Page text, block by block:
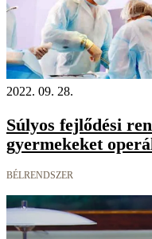
2022. 09. 28.
Súlyos fejlődési
gyermekeket
BÉLRENDSZER